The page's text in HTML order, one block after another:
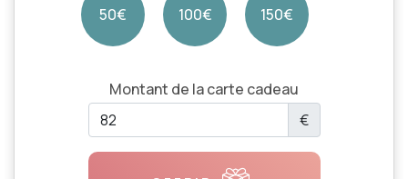
50€ 100€ 150€
Montant de la carte cadeau
€